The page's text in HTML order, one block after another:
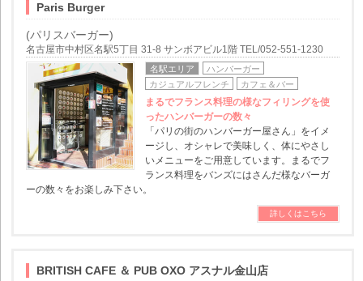
Paris Burger
(パリスバーガー)
名古屋市中村区名駅5丁目 31-8 サンボアビル1階 TEL/052-551-1230
名駅エリア
ハンバーガー
カジュアルフレンチ
カフェ＆バー
まるでフランス料理の様なフィリングを使
ったハンバーガーの数々
「パリの街のハンバーガー屋さん」をイメ
ージし、オシャレで美味しく、体にやさし
いメニューをご用意しています。まるでフ
ランス料理をバンズにはさんだ様なバーガ
ーの数々をお楽しみ下さい。
詳しくはこちら
BRITISH CAFE ＆ PUB OXO アスナル金山店